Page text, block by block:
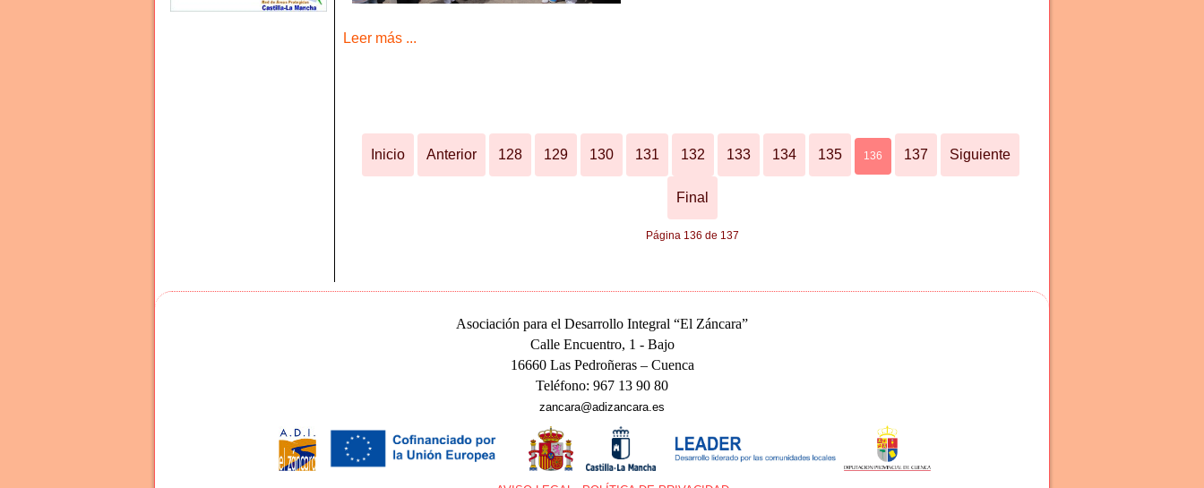
Leer más ...
Inicio Anterior 128 129 130 131 132 133 134 135 136 137 Siguiente
Final
Página 136 de 137
Asociación para el Desarrollo Integral “El Záncara”
Calle Encuentro, 1 - Bajo
16660 Las Pedroñeras – Cuenca
Teléfono: 967 13 90 80
zancara@adizancara.es